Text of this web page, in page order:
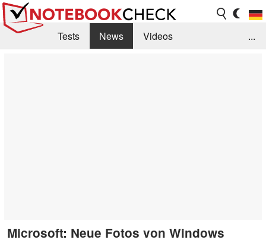
Tests News
Videos
...
Microsoft: Neue Fotos von Windows